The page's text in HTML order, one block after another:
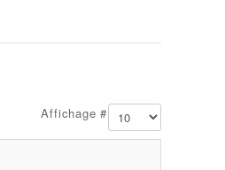
Affichage #